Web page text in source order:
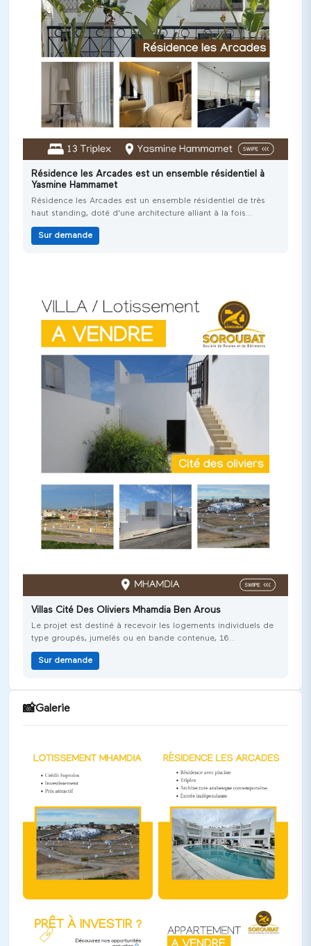
Résidence les Arcades est un ensemble résidentiel à
Yasmine Hammamet
Résidence les Arcades est un ensemble résidentiel de très
haut standing, doté d'une architecture alliant à la fois
traditionnelle fidéle au terroir de la ville de Hammamet et la
touche contemporaine. Située en plein coeur de Yasmine
indépendante pour un maximunm d'intimité. Elle vous offre
tout le confort et le bien être dont vous avez besoin à travers
ces prestations de qualité, un revêtement en marbre travertin,
grés et faïence premier choix, climatisation et chauffage
noble, sanitaire et robinetterie de qualité, fenêtres et portes
fenêtres extérieurs en porfilés aluminium de gamme prestige,
cuisine aménagée équipée (plaque de cuisson, four
électrique, Hotte aspirante et micro-onde encastré, garages
privatifs à chaque villa et une piscine pour un maximum de
Sur demande
Villas Cité Des Oliviers Mhamdia Ben Arous
Le projet est destiné à recevoir les logements individuels de
type groupés, jumelés ou en bande contenue, 16
équipements divers, un terrain de sport, un jardin public et de
nombreux espaces verts.
Sur demande
📸Galerie